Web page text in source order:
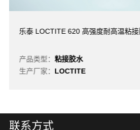
乐泰 LOCTITE 620 高强度耐高温粘
产品类型：粘接胶水
生产厂家： LOCTITE
联系方式